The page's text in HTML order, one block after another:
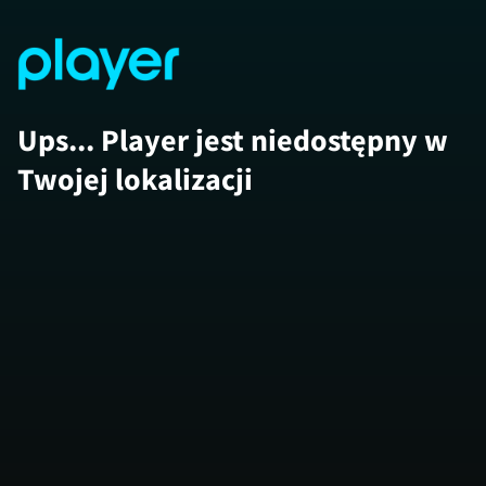
Ups... Player jest niedostępny w
Twojej lokalizacji